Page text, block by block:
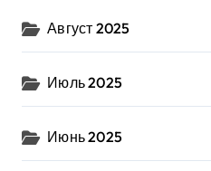
Август 2025
Июль 2025
Июнь 2025